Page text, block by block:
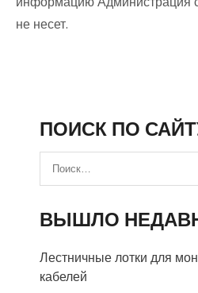
не несет.
ПОИСК ПО
ВЫШЛО
Лестничные лотки для
кабелей